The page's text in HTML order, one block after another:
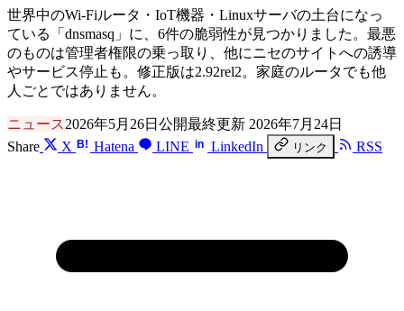
世界中のWi-Fiルータ・IoT機器・Linuxサーバの土台になっ
ている「dnsmasq」に、6件の脆弱性が見つかりました。最悪
のものは管理者権限の乗っ取り、他にニセのサイトへの誘導
やサービス停止も。修正版は2.92rel2。家庭のルータでも他
人ごとではありません。
ニュース2026年5月26日公開最終更新 2026年7月24日
Share
X B! Hatena LINE in LinkedIn リンク RSS